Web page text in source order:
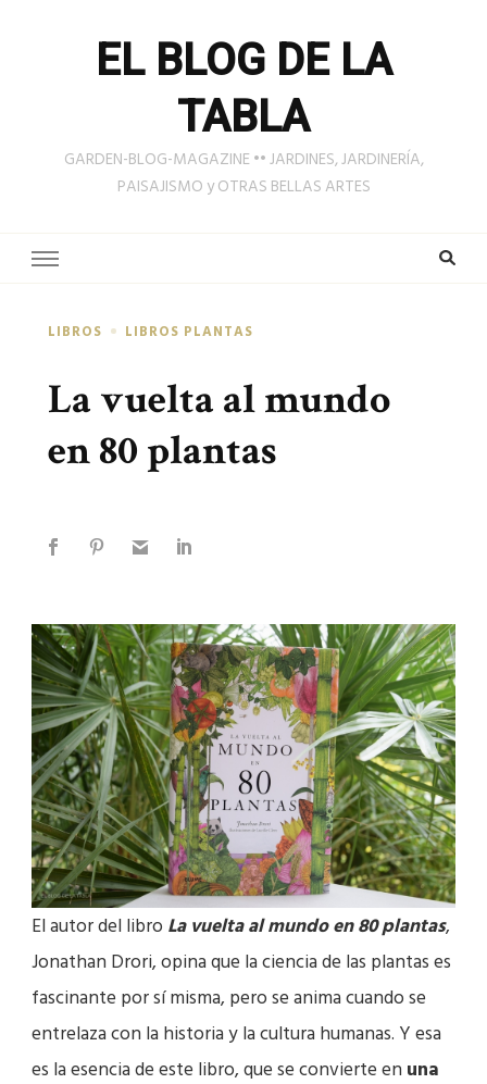
EL BLOG DE LA
TABLA
GARDEN-BLOG-MAGAZINE •• JARDINES, JARDINERÍA,
PAISAJISMO y OTRAS BELLAS ARTES
LIBROS LIBROS PLANTAS
La vuelta al mundo
en 80 plantas
El autor del libro La vuelta al mundo en 80 plantas,
Jonathan Drori, opina que la ciencia de las plantas es
fascinante por sí misma, pero se anima cuando se
entrelaza con la historia y la cultura humanas. Y esa
es la esencia de este libro, que se convierte en una